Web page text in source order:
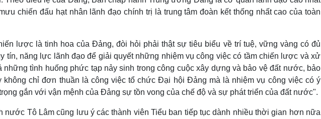
chiến đấu hạt nhân lãnh đạo chính trị là trung tâm đoàn kết thống nhất cao của toàn
lược là tinh hoa của Đảng, đòi hỏi phải thật sự tiêu biểu về trí tuệ, vững vàng có đủ
tín, năng lực lãnh đạo để giải quyết những nhiệm vụ công việc có tầm chiến lược và xử
những tình huống phức tạp nảy sinh trong công cuộc xây dựng và bảo vệ đất nước, bảo
chỉ đơn thuần là công việc tổ chức Đại hội Đảng mà là nhiệm vụ công việc có ý
gắn với vận mệnh của Đảng sự tồn vong của chế độ và sự phát triển của đất nước".
nước Tô Lâm cũng lưu ý các thành viên Tiểu ban tiếp tục dành nhiều thời gian hơn nữa